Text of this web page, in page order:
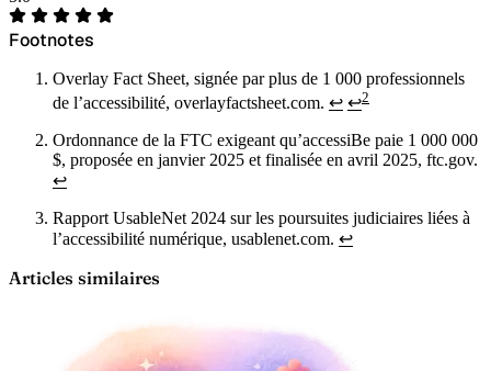
Footnotes
Overlay Fact Sheet, signée par plus de 1 000 professionnels
de l’accessibilité, overlayfactsheet.com. ↩ ↩2
Ordonnance de la FTC exigeant qu’accessiBe paie 1 000 000
$, proposée en janvier 2025 et finalisée en avril 2025, ftc.gov.
↩
Rapport UsableNet 2024 sur les poursuites judiciaires liées à
l’accessibilité numérique, usablenet.com. ↩
Articles similaires